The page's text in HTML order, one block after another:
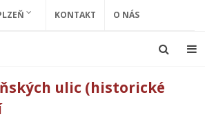
KONTAKT O NÁS
ulic (historické